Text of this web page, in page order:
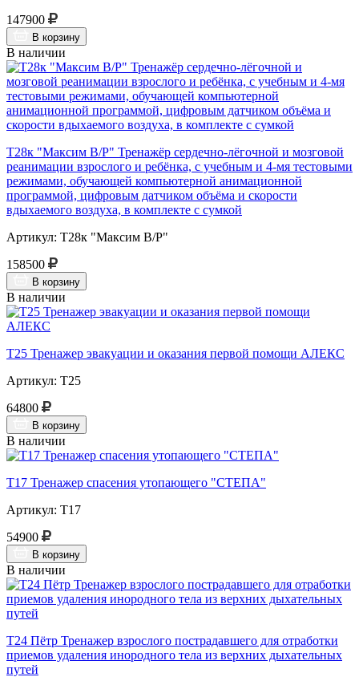
147900
В корзину
В наличии
Т28к "Максим В/Р" Тренажёр сердечно-лёгочной и мозговой
реанимации взрослого и ребёнка, с учебным и 4-мя тестовыми
режимами, обучающей компьютерной анимационной
программой, цифровым датчиком объёма и скорости
вдыхаемого воздуха, в комплекте с сумкой
Артикул: Т28к "Максим В/Р"
158500
В корзину
В наличии
Т25 Тренажер эвакуации и оказания первой помощи АЛЕКС
Артикул: Т25
64800
В корзину
В наличии
Т17 Тренажер спасения утопающего "СТЕПА"
Артикул: Т17
54900
В корзину
В наличии
Т24 Пётр Тренажер взрослого пострадавшего для отработки
приемов удаления инородного тела из верхних дыхательных
путей